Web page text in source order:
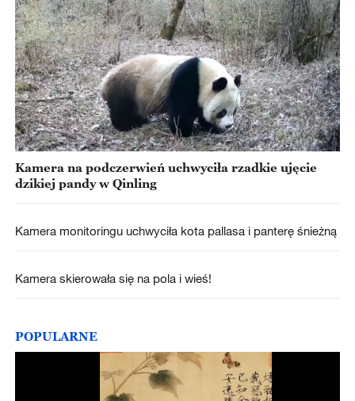
Kamera na podczerwień uchwyciła rzadkie ujęcie
dzikiej pandy w Qinling
Kamera monitoringu uchwyciła kota pallasa i panterę śnieżną
Kamera skierowała się na pola i wieś!
POPULARNE